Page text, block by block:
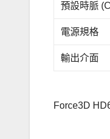
預設時脈
電源規格
輸出介面
Force3D